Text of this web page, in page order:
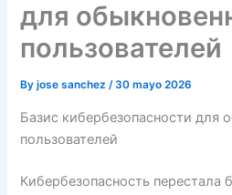
для
пользователей
Byjose sanchez/30 mayo 2026
Базис кибербезопасности для
пользователей
Кибербезопасность перестала